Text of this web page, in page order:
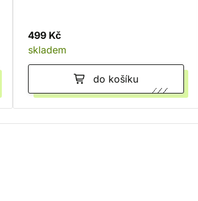
499 Kč
skladem
do košíku